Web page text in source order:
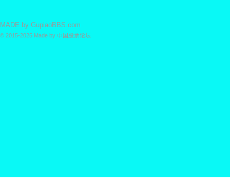
MADE by GupiaoBBS.com
© 2015-2025 Made by 中国股票论坛